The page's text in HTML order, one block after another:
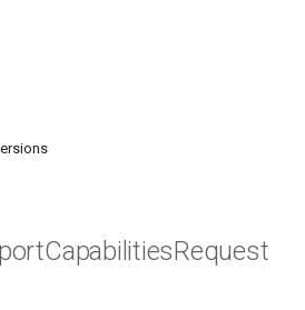
CapabilitiesRequest